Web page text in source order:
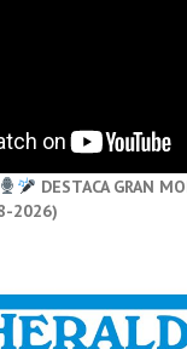
DESTACA GRAN
2026)